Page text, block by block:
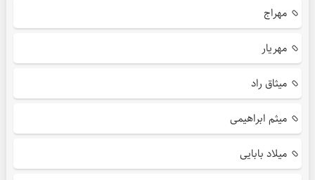
مهراج
مهریار
میثاق راد
میثم ابراهیمی
میلاد بابایی